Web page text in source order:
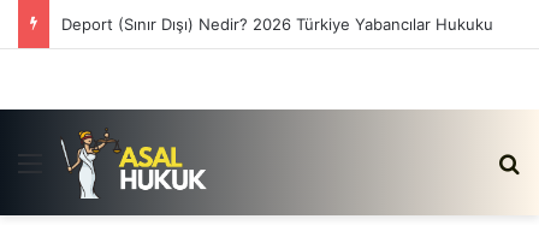
Satış Vaadi Sözleşmesi İptali Nedir?
Menü